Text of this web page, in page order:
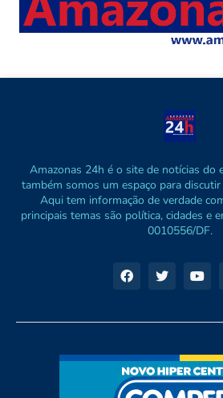
Amazonas 24h é o site de notícias do
também somos um espaço para
Aqui tem informação de verdade
principais temas são política, cidades e
0010556/DF.